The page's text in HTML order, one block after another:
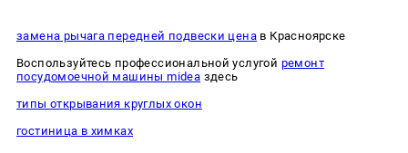
замена рычага передней подвески цена в Красноярске
Воспользуйтесь профессиональной услугой ремонт
посудомоечной машины midea здесь
типы открывания круглых окон
гостиница в химках